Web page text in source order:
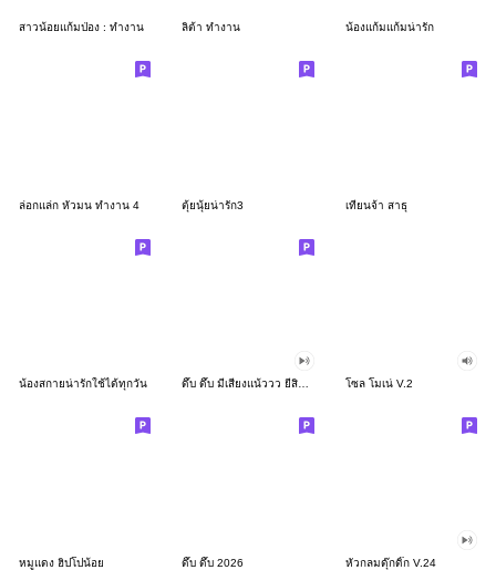
สาวน้อยแก้มป่อง : ทำงาน ลิต้า ทำงาน น้องแก้มแก้มน่ารัก
ล่อกแล่ก หัวมน ทำงาน 4 ตุ้ยนุ้ยน่ารัก3 เทียนจ้า สาธุ
น้องสกายน่ารักใช้ได้ทุกวัน ดึ๊บ ดึ๊บ มีเสียงแน้ววว ยี่สิบสอง โซล โมเน่ V.2
หมูแดง ฮิปโปน้อย ดึ๊บ ดึ๊บ 2026 หัวกลมดุ๊กดิ๊ก V.24